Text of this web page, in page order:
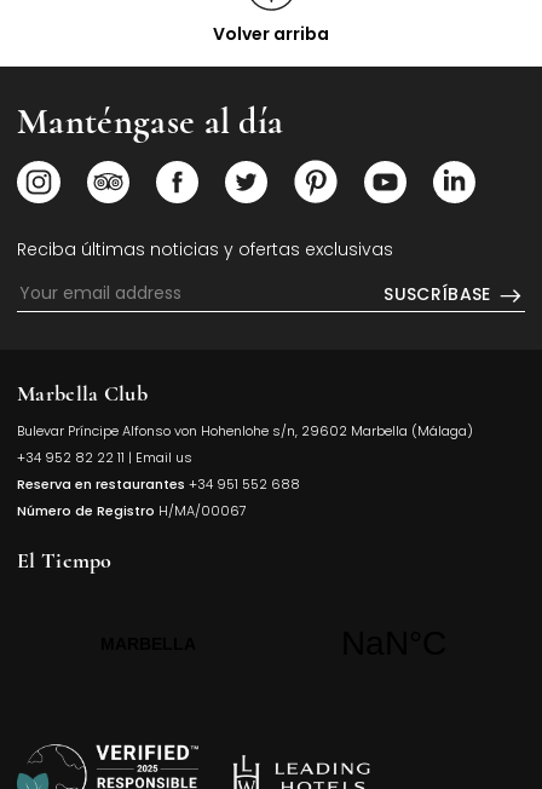
Volver arriba
Manténgase al día
Opens in a new tab.
Opens in a new tab.
Opens in a new tab.
Opens in a new tab.
Opens in a new tab.
Opens in a
Reciba últimas noticias y ofertas exclusivas
SUSCRÍBASE
Marbella Club
Bulevar Príncipe Alfonso von Hohenlohe s/n, 29602 Marbella (Málaga)
+34 952 82 22 11 | Email us
Reserva en restaurantes +34 951 552 688
Número de Registro H/MA/00067
El Tiempo